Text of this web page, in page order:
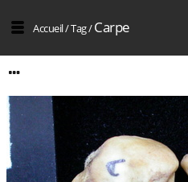
Accueil/Tag/Carpe